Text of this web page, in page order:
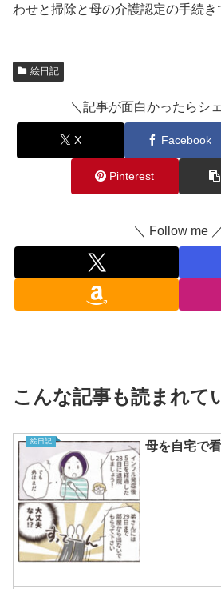
わせと掃除と母の介護認定の手続き
絵日記
＼記事が面白かったらシ
X Facebook
Pinterest
＼ Follow me
こんな記事も読まれて
絵日記 母を自宅で